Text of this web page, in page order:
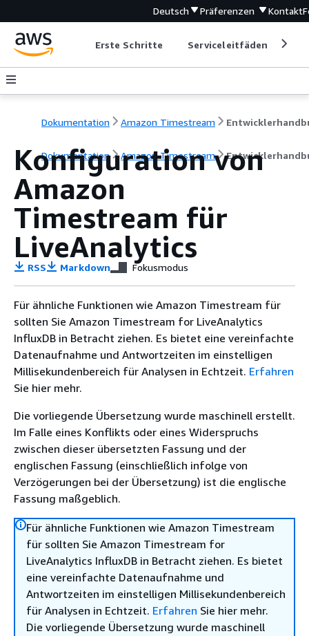
Deutsch Präferenzen Kontakt
Erste Schritte Serviceleitfäden
Dokumentation Amazon Timestream
Dokumentation Amazon Timestream
Konfiguration von
Amazon
Timestream für
LiveAnalytics
RSS Markdown Fokusmodus
Für ähnliche Funktionen wie Amazon Timestream für
sollten Sie Amazon Timestream for LiveAnalytics
InfluxDB in Betracht ziehen. Es bietet eine vereinfachte
Datenaufnahme und Antwortzeiten im einstelligen
Millisekundenbereich für Analysen in Echtzeit. Erfahren
Sie hier mehr.
Die vorliegende Übersetzung wurde maschinell erstellt.
Im Falle eines Konflikts oder eines Widerspruchs
zwischen dieser übersetzten Fassung und der
englischen Fassung (einschließlich infolge von
Verzögerungen bei der Übersetzung) ist die englische
Fassung maßgeblich.
Für ähnliche Funktionen wie Amazon Timestream
für sollten Sie Amazon Timestream for
LiveAnalytics InfluxDB in Betracht ziehen. Es bietet
eine vereinfachte Datenaufnahme und
Antwortzeiten im einstelligen Millisekundenbereich
für Analysen in Echtzeit. Erfahren Sie hier mehr.
Die vorliegende Übersetzung wurde maschinell